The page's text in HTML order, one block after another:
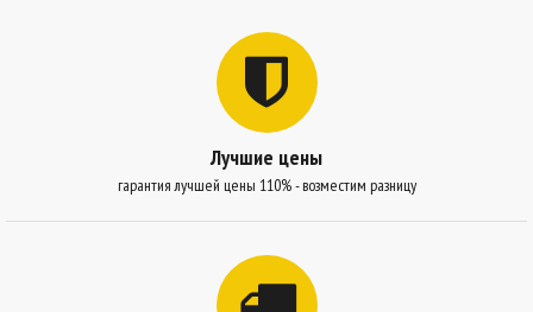
Лучшие цены
гарантия лучшей цены 110% - возместим разницу